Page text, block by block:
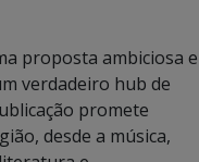
proposta ambiciosa e
verdadeiro hub de
promete
desde a música,